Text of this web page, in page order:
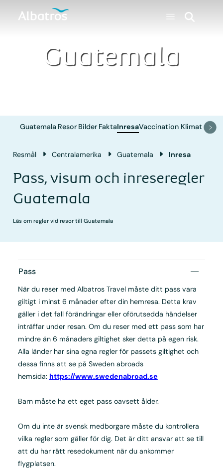
Guatemala
Guatemala Resor Bilder FaktaInresaVaccination Klimat
Resmål Central­amerika Guatemala Inresa
Pass, visum och inreseregler
Guatemala
Läs om regler vid resor till Guatemala
Pass
När du reser med Albatros Travel måste ditt pass vara
giltigt i minst 6 månader efter din hemresa. Detta krav
gäller i det fall förändringar eller oförutsedda händelser
inträffar under resan. Om du reser med ett pass som har
mindre än 6 månaders giltighet sker detta på egen risk.
Alla länder har sina egna regler för passets giltighet och
dessa finns att se på Sweden abroads
hemsida: https://www.swedenabroad.se
Barn måste ha ett eget pass oavsett ålder.
Om du inte är svensk medborgare måste du kontrollera
vilka regler som gäller för dig. Det är ditt ansvar att se till
att du har rätt resedokument när du ankommer
flygplatsen.